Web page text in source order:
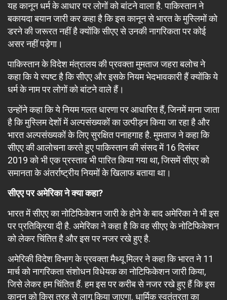
यह कानून धर्म के आधार पर लोगों को बांटने वाला है. पाकिस्तान ने
बकायदा बयान जारी कर कहा है कि इस कानून से भारत के मुस्लिमों को
डरने की जरूरत नहीं है क्योंकि सीएए से उनकी नागरिकता पर कोई
असर नहीं पड़ेगा।
पाकिस्तान के विदेश मंत्रालय की प्रवक्ता मुमताज जहरा बलोच ने
कहा कि ये स्पष्ट है कि सीएए और इसके नियम भेदभावकारी हैं क्योंकि ये
धर्म के नाम पर लोगों को बांटने वाले हैं।
उन्होंने कहा कि ये नियम गलत धारणा पर आधारित हैं, जिनमें माना जाता
है कि मुस्लिम देशों में अल्पसंख्यकों का उत्पीड़न किया जा रहा है और
भारत अल्पसंख्यकों के लिए सुरक्षित पनाहगाह है. मुमताज ने कहा कि
सीएए की आलोचना करते हुए पाकिस्तान की संसद में 16 दिसंबर
2019 को भी एक प्रस्ताव भी पारित किया गया था, जिसमें सीएए को
समानता के अंतर्राष्ट्रीय नियमों के खिलाफ बताया था।
सीएए पर अमेरिका ने क्या कहा?
भारत में सीएए का नोटिफिकेशन जारी के होने के बाद अमेरिका ने भी इस
पर प्रतिक्रिया दी है. अमेरिका ने कहा है कि वह सीएए के नोटिफिकेशन
को लेकर चिंतित है और इस पर नजर रखे हुए है.
अमेरिकी विदेश विभाग के प्रवक्ता मैथ्यू मिलर ने कहा कि भारत ने 11
मार्च को नागरिकता संशोधन विधेयक का नोटिफिकेशन जारी किया,
जिसे लेकर हम चिंतित हैं. हम इस पर करीब से नजर रखे हुए हैं कि इस
कानून को किस तरह से लागू किया जाएगा. धार्मिक स्वतंत्रता का